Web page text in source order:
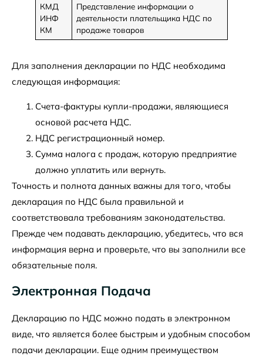
КМД
ИНФ
КМ
Представление информации о
деятельности плательщика НДС по
продаже товаров
Для заполнения декларации по НДС необходима
следующая информация:
Счета-фактуры купли-продажи, являющиеся
основой расчета НДС.
НДС регистрационный номер.
Сумма налога с продаж, которую предприятие
должно уплатить или вернуть.
Точность и полнота данных важны для того, чтобы
декларация по НДС была правильной и
соответствовала требованиям законодательства.
Прежде чем подавать декларацию, убедитесь, что вся
информация верна и проверьте, что вы заполнили все
обязательные поля.
Электронная Подача
Декларацию по НДС можно подать в электронном
виде, что является более быстрым и удобным способом
подачи декларации. Еще одним преимуществом